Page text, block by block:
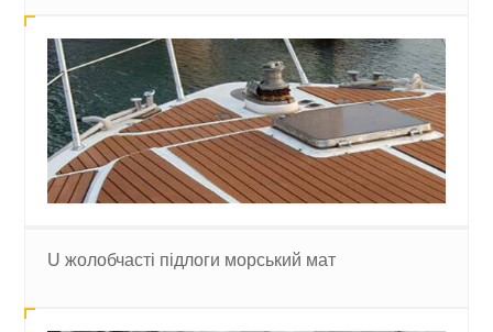
U жолобчасті підлоги морський мат